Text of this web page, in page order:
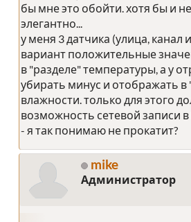
бы мне это обойти. хотя бы и
элегантно...
у меня 3 датчика (улица, канал
вариант положительные
в "разделе" температуры, а у
убирать минус и отображать в
влажности. только для этого
возможность сетевой записи в
- я так понимаю не прокатит?
mike
Администратор